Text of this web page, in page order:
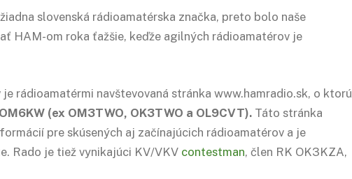
slovenská rádioamatérska značka, preto bolo naše
HAM-om roka ťažšie, keďže agilných rádioamatérov je
rádioamatérmi navštevovaná stránka www.hamradio.sk, o ktorú
(ex OM3TWO, OK3TWO a OL9CVT). Táto stránka
pre skúsených aj začínajúcich rádioamatérov a je
Rado je tiež vynikajúci KV/VKV contestman, člen RK OK3KZA,